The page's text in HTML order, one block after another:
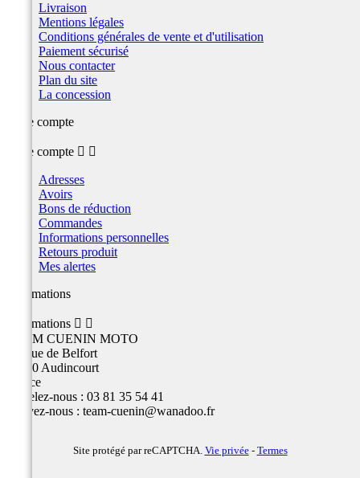
Livraison
Mentions légales
Conditions générales de vente et d'utilisation
Paiement sécurisé
Nous contacter
Plan du site
La concession
Votre compte
Votre compte  
Adresses
Avoirs
Bons de réduction
Commandes
Informations personnelles
Retours produit
Mes alertes
Informations
Informations  
TEAM CUENIN MOTO
26 Rue de Belfort
25400 Audincourt
France
Appelez-nous : 03 81 35 54 41
Écrivez-nous : team-cuenin@wanadoo.fr
Site protégé par reCAPTCHA. Vie privée- Termes